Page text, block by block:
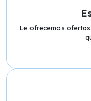
Le ofrecemos